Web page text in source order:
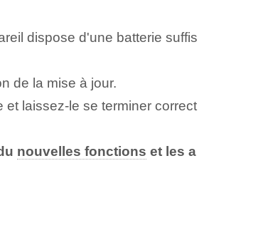
dispose d'une batterie suffis
de la mise à jour.
laissez-le se terminer correct
nouvelles fonctions et les a